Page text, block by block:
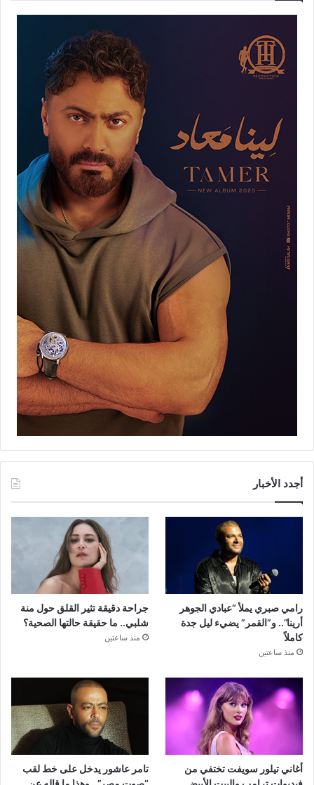
أجدد الأخبار
رامي صبري يملأ “عبادي الجوهر
أرينا”.. و”القمر” يضيء ليل جدة
كاملاً
منذ ساعتين
جراحة دقيقة تثير القلق حول منة
شلبي.. ما حقيقة حالتها الصحية؟
منذ ساعتين
أغاني تيلور سويفت تختفي من
تامر عاشور يدخل على خط لقب